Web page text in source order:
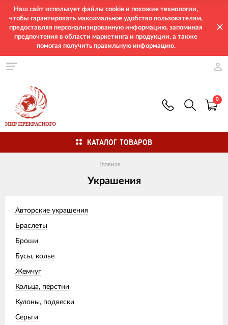
Наш сайт использует файлы cookie и похожие технологии,
чтобы гарантировать максимальное удобство пользователям,
предоставляя персонализированную информацию, запоминая
предпочтения в области маркетинга и продукции, а также
помогая получить правильную информацию.
0
КАТАЛОГ ТОВАРОВ
Главная
Украшения
Авторские украшения
Браслеты
Броши
Бусы, колье
Жемчуг
Кольца, перстни
Кулоны, подвески
Серьги